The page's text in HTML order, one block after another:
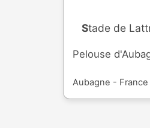
Stade de
Pelouse
Aubagne - France